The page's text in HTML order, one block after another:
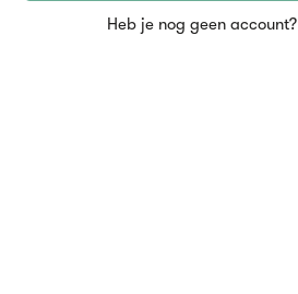
Heb je nog geen account?